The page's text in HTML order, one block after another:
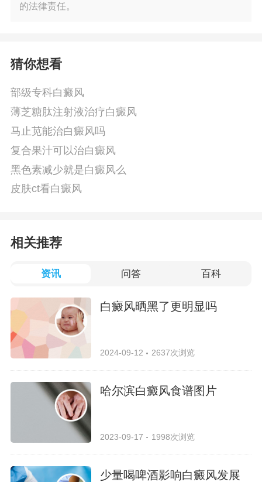
的法律责任。
猜你想看
部级专科白癜风
薄芝糖肽注射液治疗白癜风
马止苋能治白癜风吗
复合果汁可以治白癜风
黑色素减少就是白癜风么
皮肤ct看白癜风
相关推荐
资讯 问答 百科
白癜风晒黑了更明显吗
2024-09-12 2637次浏览
哈尔滨白癜风食谱图片
2023-09-17 1998次浏览
少量喝啤酒影响白癜风发展